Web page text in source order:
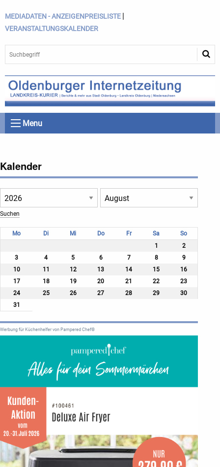
MEDIADATEN - ANZEIGENPREISLISTE |
VERANSTALTUNGSKALENDER
Menu
Kalender
Mo Di Mi Do Fr Sa
So
1
2
3
4 5 6 7 8
9
10
11 12 13 14 15
16
17
18 19 20 21 22
23
24
25 26 27 28 29
30
31
Werbung für Küchenhelfer von Pampered Chef®